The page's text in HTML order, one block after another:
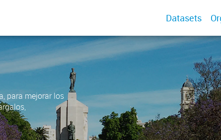
Datasets
para mejorar los